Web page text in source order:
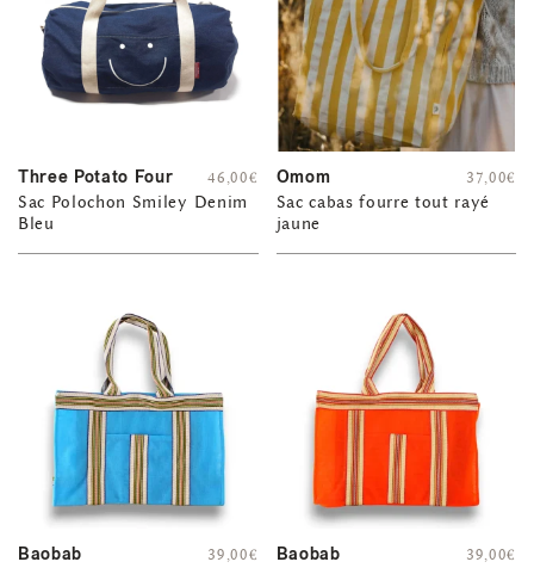
Three Potato Four
Sac Polochon Smiley Denim
Bleu
46,00€ Omom
Sac cabas fourre tout rayé
jaune
37,00€
Baobab 39,00€ Baobab 39,00€